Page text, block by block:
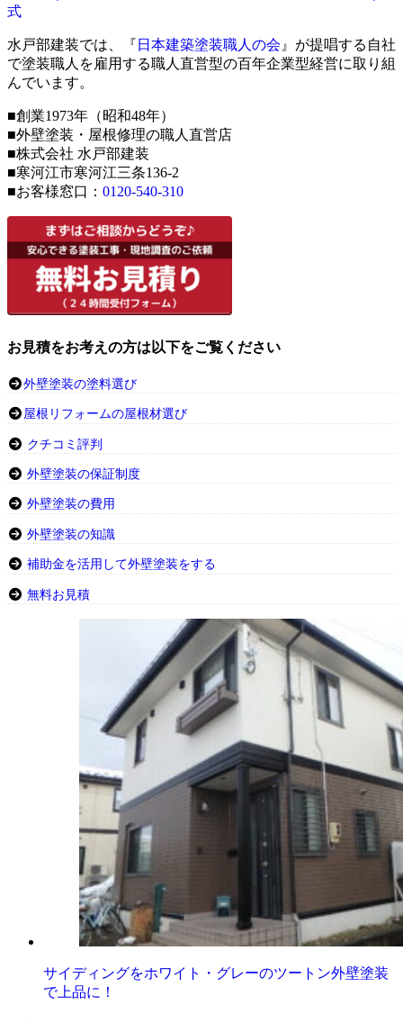
水戸部建装では、『 日本建築塗装職人の会 』が提唱する自社
で塗装職人を雇用する職人直営型の百年企業型経営に取り組
んでいます。
■創業1973年（昭和48年）
■外壁塗装・屋根修理の職人直営店
■株式会社 水戸部建装
■寒河江市寒河江三条136-2
■お客様窓口： 0120-540-310
お見積をお考えの方は以下をご覧ください
外壁塗装の塗料選び
屋根リフォームの屋根材選び
クチコミ評判
外壁塗装の保証制度
外壁塗装の費用
外壁塗装の知識
補助金を活用して外壁塗装をする
無料お見積
サイディングをホワイト・グレーのツートン外壁塗装
で上品に！